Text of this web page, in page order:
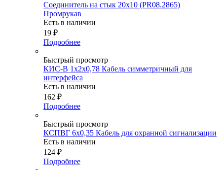
Соединитель на стык 20х10 (PR08.2865)
Промрукав
Есть в наличии
19 ₽
Подробнее
Быстрый просмотр
КИС-В 1х2х0,78 Кабель симметричный для
интерфейса
Есть в наличии
162 ₽
Подробнее
Быстрый просмотр
КСПВГ 6х0,35 Кабель для охранной сигнализации
Есть в наличии
124 ₽
Подробнее